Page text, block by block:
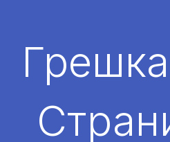
АНГАЖИРАЈ